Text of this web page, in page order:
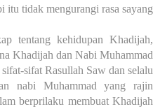
itu tidak mengurangi rasa sayang
tentang kehidupan Khadijah,
Khadijah dan Nabi Muhammad
sifat Rasullah Saw dan selalu
nabi Muhammad yang rajin
berprilaku membuat Khadijah